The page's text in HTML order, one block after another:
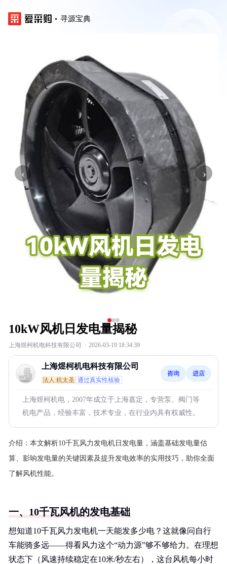
寻源宝典
‹ ›
10kW风机日发电量揭秘
上海煜柯机电科技有限公司 · 2026-03-19 18:34:39
上海煜柯机电科技有限公司
法人:杭太圣 通过真实性核验
咨询 进店
上海煜柯机电，2007年成立于上海嘉定，专营泵、阀门等
机电产品，经验丰富，技术专业，在行业内具有权威性。
介绍： 本文解析10千瓦风力发电机日发电量，涵盖基础发电量估
算、影响发电量的关键因素及提升发电效率的实用技巧，助你全面
了解风机性能。
一、10千瓦风机的发电基础
想知道10千瓦风力发电机一天能发多少电？这就像问自行
车能骑多远——得看风力这个“动力源”够不够给力。在理想
状态下（风速持续稳定在10米/秒左右），这台风机每小时